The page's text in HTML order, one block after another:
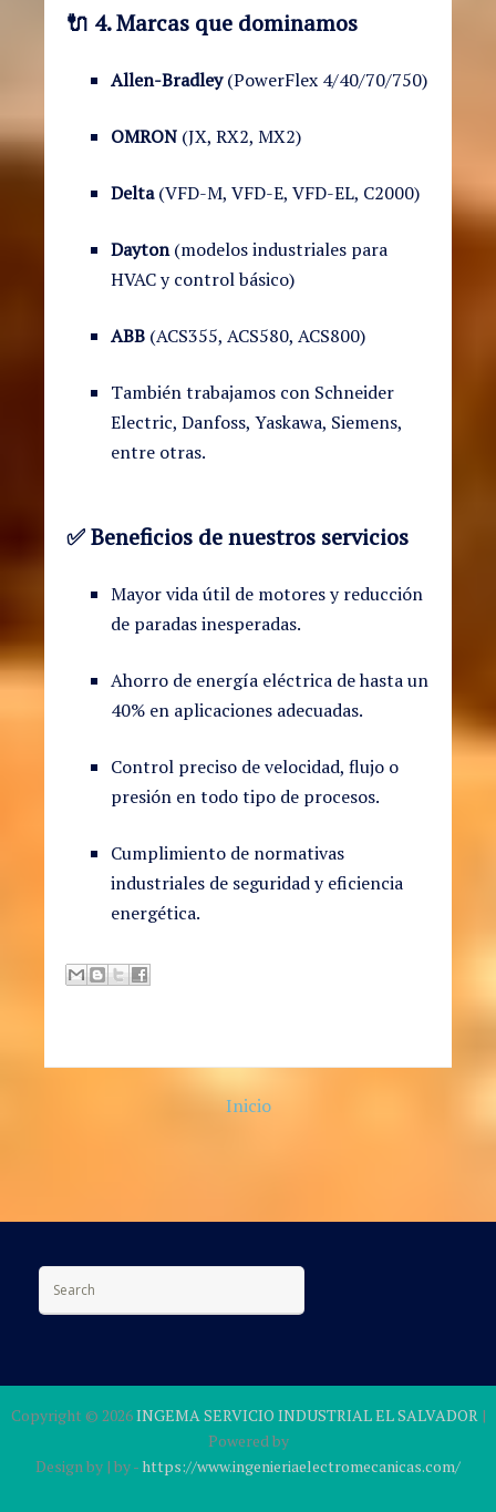
🔌 4. Marcas que dominamos
Allen-Bradley(PowerFlex 4/40/70/750)
OMRON (JX, RX2, MX2)
Delta(VFD-M, VFD-E, VFD-EL, C2000)
Dayton(modelos industriales para
HVAC y control básico)
ABB (ACS355, ACS580, ACS800)
También trabajamos con Schneider
Electric, Danfoss, Yaskawa, Siemens,
entre otras.
✅Beneficios de nuestros servicios
Mayor vida útil de motores y reducción
de paradas inesperadas.
Ahorro de energía eléctrica de hasta un
40% en aplicaciones adecuadas.
Control preciso de velocidad, flujo o
presión en todo tipo de procesos.
Cumplimiento de normativas
industriales de seguridad y eficiencia
energética.
Inicio
Search for:
Copyright © 2026INGEMA SERVICIO INDUSTRIAL EL SALVADOR|
Powered by
Design by | by-https://www.ingenieriaelectromecanicas.com/